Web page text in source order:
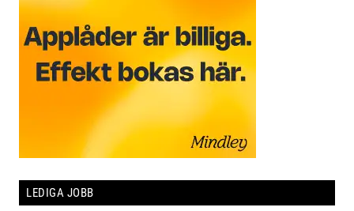
LEDIGA JOBB